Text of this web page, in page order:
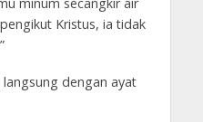
Kristus, ia tidak
dengan ayat